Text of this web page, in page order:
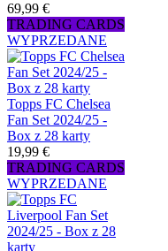
69,99 €
TRADING CARDS
WYPRZEDANE
Topps FC Chelsea
Fan Set 2024/25 -
Box z 28 karty
19,99 €
TRADING CARDS
WYPRZEDANE